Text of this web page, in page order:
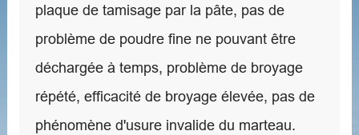
plaque de tamisage par la pâte, pas de
problème de poudre fine ne pouvant être
déchargée à temps, problème de broyage
répété, efficacité de broyage élevée, pas de
phénomène d'usure invalide du marteau.